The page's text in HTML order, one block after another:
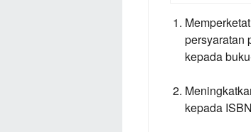
persyaratan
kepada
kepada